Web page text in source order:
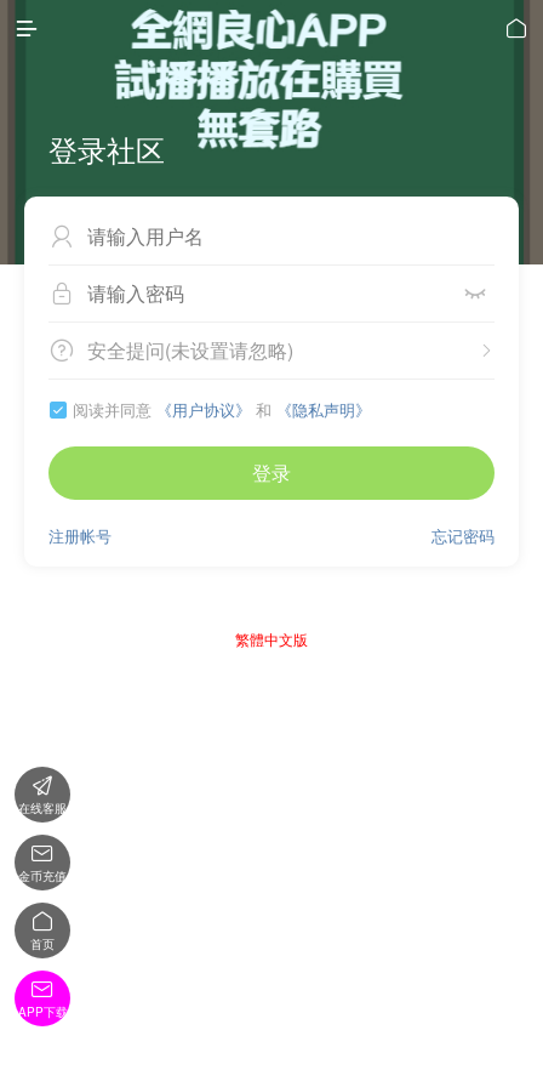
 
登录社区

 
 
安全提问(未设置请忽略)
 阅读并同意 《用户协议》 和 《隐私声明》
登录
忘记密码
注册帐号
繁體中文版

在线客服

金币充值

首页

APP下载